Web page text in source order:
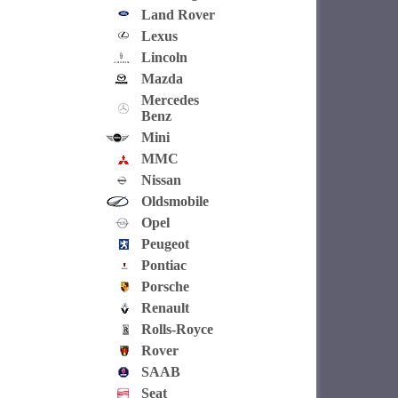
Land Rover
Lexus
Lincoln
Mazda
Mercedes
Benz
Mini
MMC
Nissan
Oldsmobile
Opel
Peugeot
Pontiac
Porsche
Renault
Rolls-Royce
Rover
SAAB
Seat